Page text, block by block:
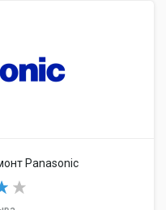
Panasonic